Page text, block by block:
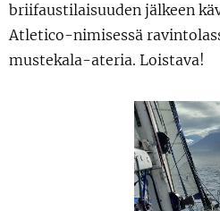
briifaustilaisuuden jälkeen
Atletico-nimisessä
mustekala-ateria. Loistava!